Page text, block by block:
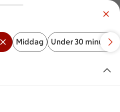
Logga in
butik? Välj butik
+ Rub
Middag Under 30 minuter